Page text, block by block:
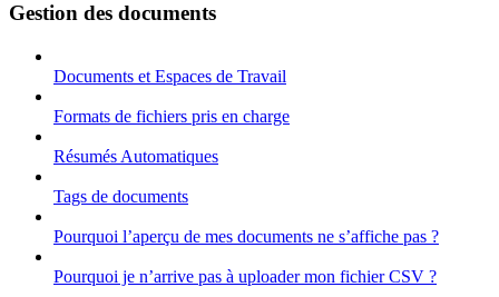
Gestion des documents
Documents et Espaces de Travail
Formats de fichiers pris en charge
Résumés Automatiques
Tags de documents
Pourquoi l’aperçu de mes documents ne s’affiche pas ?
Pourquoi je n’arrive pas à uploader mon fichier CSV ?